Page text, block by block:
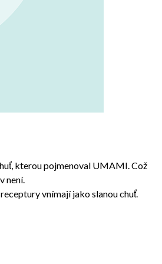
kterou pojmenoval UMAMI. Což
není.
vnímají jako slanou chuť.